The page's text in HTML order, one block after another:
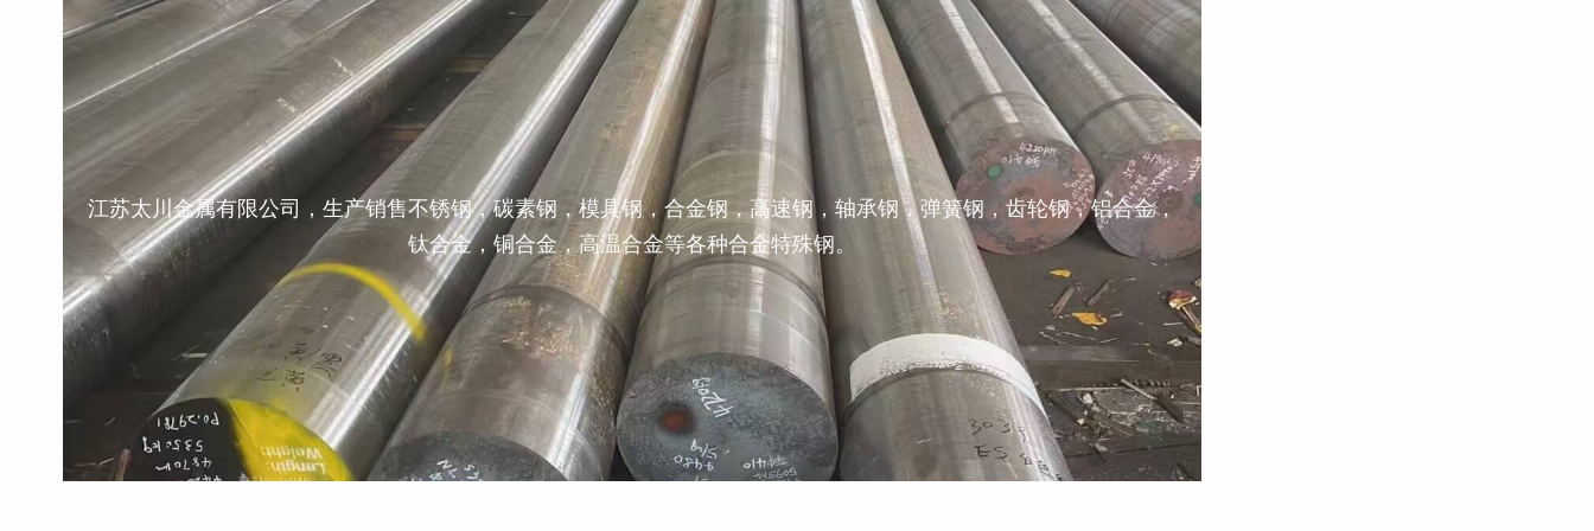
江苏太川金属有限公司，生产销售不锈钢，碳素钢，模具钢，合金钢，高速钢，轴承钢，弹簧钢，齿轮钢，铝合金，
钛合金，铜合金，高温合金等各种合金特殊钢。